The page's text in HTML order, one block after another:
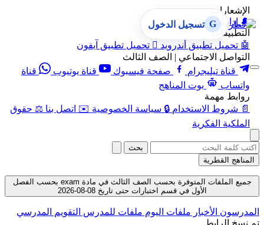
الإشعارات
🔔 إدارة الإشعارات
التطبيقات
🤖 تحميل تطبيق أندرويد  تحميل تطبيق آيفون
التواصل الاجتماعي | الصف الثالث
قناة تيليجرام
صفحة فيسبوك قناة يوتيوب
قناة
واتساب
بوت المناهج
روابط مهمة
📄 شروط الاستخدام 🔒 سياسة الخصوصية ✉️ اتصل بنا ⚖️ حقوق
الملكية الفكرية
G تسجيل الدخول
بحث
المناهج القطرية
جميع الملفات المتوفرة بحسب الصف الثالث في مادة exam بحسب الفصل
الأول في قسم اختبارات حتى تاريخ 08-08-2026
المدرسون الأخبار ملفات اليوم ملفات للمدرس التقويم المدرسي
تم نسخ الرابط